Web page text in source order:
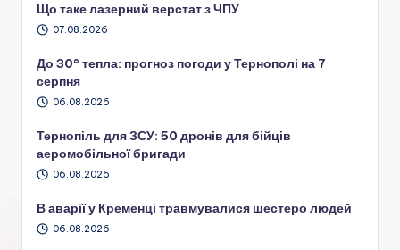
Що таке лазерний верстат з ЧПУ
07.08.2026
До 30° тепла: прогноз погоди у Тернополі на 7
серпня
06.08.2026
Тернопіль для ЗСУ: 50 дронів для бійців
аеромобільної бригади
06.08.2026
В аварії у Кременці травмувалися шестеро людей
06.08.2026